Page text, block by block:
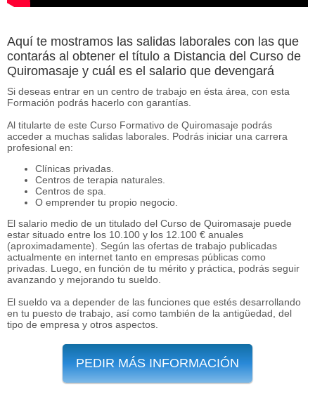
Aquí te mostramos las salidas laborales con las que
contarás al obtener el título a Distancia del Curso de
Quiromasaje y cuál es el salario que devengará
Si deseas entrar en un centro de trabajo en ésta área, con esta
Formación podrás hacerlo con garantías.
Al titularte de este Curso Formativo de Quiromasaje podrás
acceder a muchas salidas laborales. Podrás iniciar una carrera
profesional en:
Clínicas privadas.
Centros de terapia naturales.
Centros de spa.
O emprender tu propio negocio.
El salario medio de un titulado del Curso de Quiromasaje puede
estar situado entre los 10.100 y los 12.100 € anuales
(aproximadamente). Según las ofertas de trabajo publicadas
actualmente en internet tanto en empresas públicas como
privadas. Luego, en función de tu mérito y práctica, podrás seguir
avanzando y mejorando tu sueldo.
El sueldo va a depender de las funciones que estés desarrollando
en tu puesto de trabajo, así como también de la antigüedad, del
tipo de empresa y otros aspectos.
PEDIR MÁS INFORMACIÓN